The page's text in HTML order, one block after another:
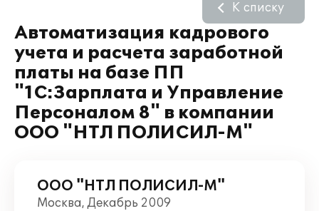
Автоматизация кадрового
учета и расчета заработной
платы на базе ПП
"1С:Зарплата и Управление
Персоналом 8" в компании
ООО "НТЛ ПОЛИСИЛ-М"
К списку
ООО "НТЛ ПОЛИСИЛ-М"
Москва, Декабрь 2009